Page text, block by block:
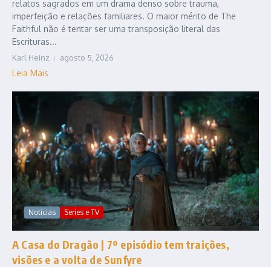
relatos sagrados em um drama denso sobre trauma,
imperfeição e relações familiares. O maior mérito de The
Faithful não é tentar ser uma transposição literal das
Escrituras...
Karl Heinz agosto 5, 2026
Leia Mais
Notícias Series e TV
A Casa do Dragão | 7º episódio tem traições,
visões e a volta de Sunfyre